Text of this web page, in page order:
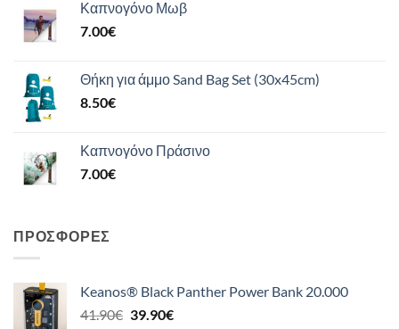
Καπνογόνο Μωβ
7.00€
Θήκη για άμμο Sand Bag Set (30x45cm)
8.50€
Καπνογόνο Πράσινο
7.00€
ΠΡΟΣΦΟΡΈΣ
Keanos® Black Panther Power Bank 20.000
41.90€ Original
39.90€Η